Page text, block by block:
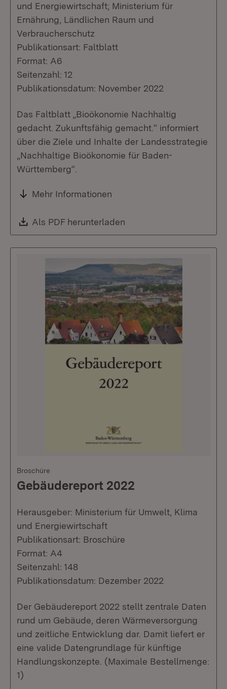
und Energiewirtschaft; Ministerium für
Ernährung, Ländlichen Raum und
Verbraucherschutz
Publikationsart: Faltblatt
Format: A6
Seitenzahl: 12
Publikationsdatum: November 2022
Das Faltblatt „Bioökonomie Nachhaltig
gedacht. Zukunftsfähig gemacht.“ informiert
über die Ziele und Inhalte der Landesstrategie
„Nachhaltige Bioökonomie für Baden-
Württemberg“.
Mehr Informationen
Download:
Als PDF herunterladen
Broschüre
Gebäudereport 2022
Herausgeber: Ministerium für Umwelt, Klima
und Energiewirtschaft
Publikationsart: Broschüre
Format: A4
Seitenzahl: 148
Publikationsdatum: Dezember 2022
Der Gebäudereport 2022 stellt zentrale Daten
rund um Gebäude, deren Wärmeversorgung
und zeitliche Entwicklung dar. Damit liefert er
eine valide Datengrundlage für künftige
Handlungskonzepte. (Maximale Bestellmenge:
1)